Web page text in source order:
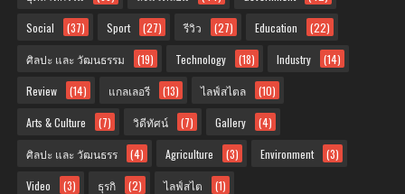
Social (37) Sport (27) รีวิว (27) Education (22)
ศิลปะ และ วัฒนธรรม (19) Technology (18) Industry (14)
Review (14) แกลเลอรี (13) ไลฟ์สไตล (10)
Arts & Culture (7) วิดีทัศน์ (7) Gallery (4)
ศิลปะ และ วัฒนธรร (4) Agriculture (3) Environment (3)
Video (3) ธุรกิ (2) ไลฟ์สไต (1)